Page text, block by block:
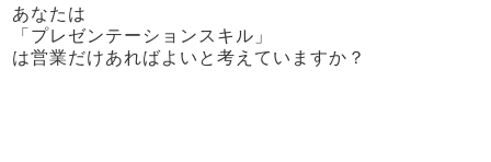
あなたは
「プレゼンテーションスキル」
は営業だけあればよいと考えていますか？